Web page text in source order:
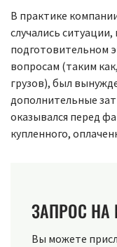
В практике
случались ситуации,
подготовительном
вопросам (таким
грузов), был
дополнительные
оказывался перед
купленного,
ЗАПРОС НА
Вы можете